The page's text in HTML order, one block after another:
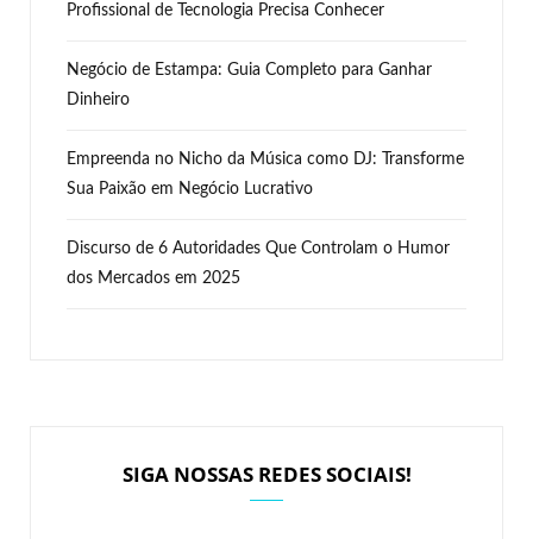
Profissional de Tecnologia Precisa Conhecer
Negócio de Estampa: Guia Completo para Ganhar
Dinheiro
Empreenda no Nicho da Música como DJ: Transforme
Sua Paixão em Negócio Lucrativo
Discurso de 6 Autoridades Que Controlam o Humor
dos Mercados em 2025
SIGA NOSSAS REDES SOCIAIS!